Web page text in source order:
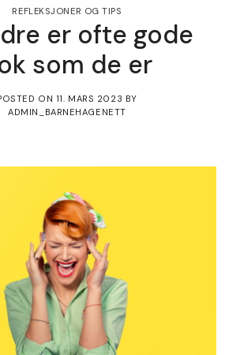
REFLEKSJONER OG TIPS
er ofte gode
som de er
ON 11. MARS 2023 BY
ADMIN_BARNEHAGENETT